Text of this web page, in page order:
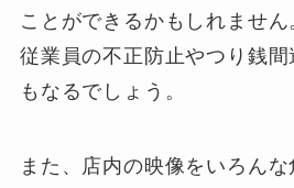
ことができるかもしれませ
従業員の不正防止やつり銭
もなるでしょう。
また、店内の映像をいろん